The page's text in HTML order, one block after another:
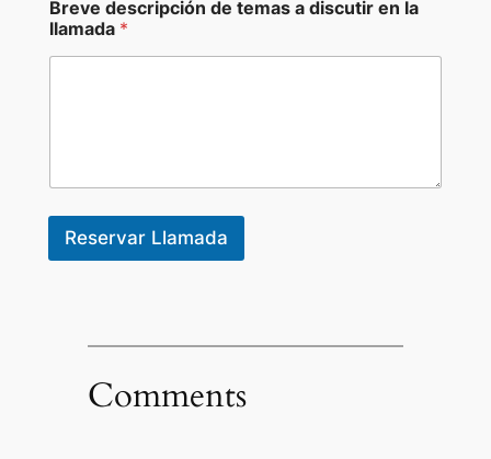
Breve descripción de temas a discutir en la
llamada *
Reservar Llamada
Comments